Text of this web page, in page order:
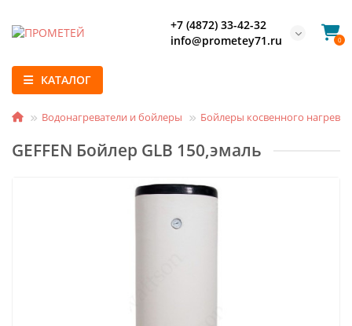
+7 (4872) 33-42-32
info@prometey71.ru
0
КАТАЛОГ
Водонагреватели и бойлеры Бойлеры косвенного нагрева
GEFFEN Бойлер GLB 150,эмаль